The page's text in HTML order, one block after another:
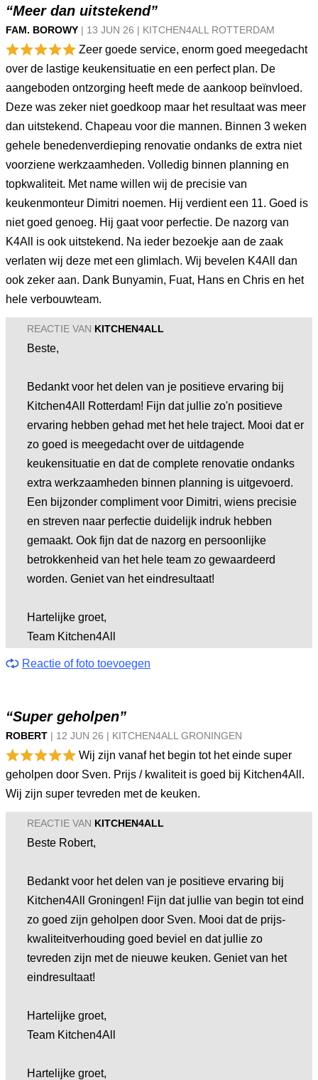
“Meer dan uitstekend”
FAM. BOROWY | 13 JUN 26 | KITCHEN4ALL ROTTERDAM
Zeer goede service, enorm goed meegedacht
over de lastige keukensituatie en een perfect plan. De
aangeboden ontzorging heeft mede de aankoop beïnvloed.
Deze was zeker niet goedkoop maar het resultaat was meer
dan uitstekend. Chapeau voor die mannen. Binnen 3 weken
gehele benedenverdieping renovatie ondanks de extra niet
voorziene werkzaamheden. Volledig binnen planning en
topkwaliteit. Met name willen wij de precisie van
keukenmonteur Dimitri noemen. Hij verdient een 11. Goed is
niet goed genoeg. Hij gaat voor perfectie. De nazorg van
K4All is ook uitstekend. Na ieder bezoekje aan de zaak
verlaten wij deze met een glimlach. Wij bevelen K4All dan
ook zeker aan. Dank Bunyamin, Fuat, Hans en Chris en het
hele verbouwteam.
REACTIE VAN KITCHEN4ALL
Beste,
Bedankt voor het delen van je positieve ervaring bij
Kitchen4All Rotterdam! Fijn dat jullie zo'n positieve
ervaring hebben gehad met het hele traject. Mooi dat er
zo goed is meegedacht over de uitdagende
keukensituatie en dat de complete renovatie ondanks
extra werkzaamheden binnen planning is uitgevoerd.
Een bijzonder compliment voor Dimitri, wiens precisie
en streven naar perfectie duidelijk indruk hebben
gemaakt. Ook fijn dat de nazorg en persoonlijke
betrokkenheid van het hele team zo gewaardeerd
worden. Geniet van het eindresultaat!
Hartelijke groet,
Team Kitchen4All
Reactie of foto toevoegen
“Super geholpen”
ROBERT | 12 JUN 26 | KITCHEN4ALL GRONINGEN
Wij zijn vanaf het begin tot het einde super
geholpen door Sven. Prijs / kwaliteit is goed bij Kitchen4All.
Wij zijn super tevreden met de keuken.
REACTIE VAN KITCHEN4ALL
Beste Robert,
Bedankt voor het delen van je positieve ervaring bij
Kitchen4All Groningen! Fijn dat jullie van begin tot eind
zo goed zijn geholpen door Sven. Mooi dat de prijs-
kwaliteitverhouding goed beviel en dat jullie zo
tevreden zijn met de nieuwe keuken. Geniet van het
eindresultaat!
Hartelijke groet,
Team Kitchen4All
Hartelijke groet,